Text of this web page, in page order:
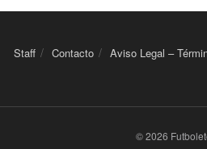
Staff Contacto Aviso Legal –
© 2026